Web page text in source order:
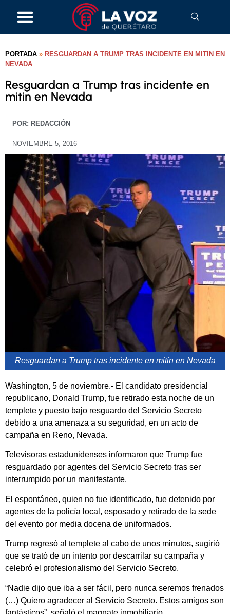
PORTADA » RESGUARDAN A TRUMP TRAS INCIDENTE EN MITIN EN
NEVADA
Resguardan a Trump tras incidente en
mitin en Nevada
POR: REDACCIÓN
NOVIEMBRE 5, 2016
Resguardan a Trump tras incidente en mitin en Nevada
Washington, 5 de noviembre.- El candidato presidencial
republicano, Donald Trump, fue retirado esta noche de un
templete y puesto bajo resguardo del Servicio Secreto
debido a una amenaza a su seguridad, en un acto de
campaña en Reno, Nevada.
Televisoras estadunidenses informaron que Trump fue
resguardado por agentes del Servicio Secreto tras ser
interrumpido por un manifestante.
El espontáneo, quien no fue identificado, fue detenido por
agentes de la policía local, esposado y retirado de la sede
del evento por media docena de uniformados.
Trump regresó al templete al cabo de unos minutos, sugirió
que se trató de un intento por descarrilar su campaña y
celebró el profesionalismo del Servicio Secreto.
“Nadie dijo que iba a ser fácil, pero nunca seremos frenados
(…) Quiero agradecer al Servicio Secreto. Estos amigos son